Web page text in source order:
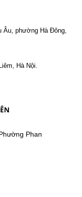
Âu, phường Hà Đông,
Hà Nội.
Phan